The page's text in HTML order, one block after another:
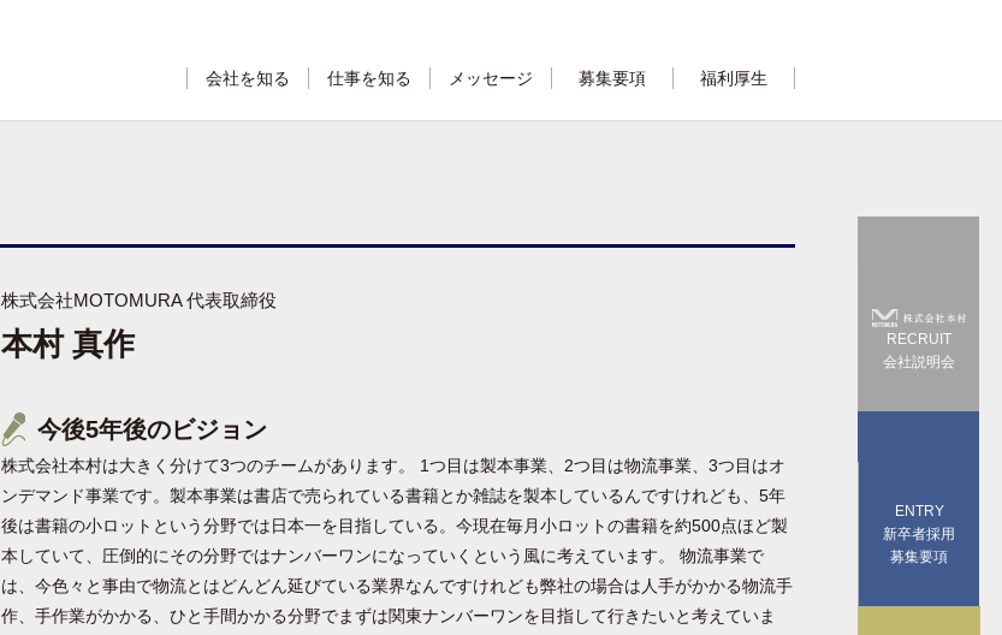
会社を知る 仕事を知る メッセージ 募集要項 福利厚生
RECRUIT
会社説明会
ENTRY
新卒者採用
募集要項
株式会社MOTOMURA 代表取締役
本村 真作
今後5年後のビジョン
株式会社本村は大きく分けて3つのチームがあります。 1つ目は製本事業、2つ目は物流事業、3つ目はオ
ンデマンド事業です。製本事業は書店で売られている書籍とか雑誌を製本しているんですけれども、5年
後は書籍の小ロットという分野では日本一を目指している。今現在毎月小ロットの書籍を約500点ほど製
本していて、圧倒的にその分野ではナンバーワンになっていくという風に考えています。 物流事業で
は、今色々と事由で物流とはどんどん延びている業界なんですけれども弊社の場合は人手がかかる物流手
作、手作業がかかる、ひと手間かかる分野でまずは関東ナンバーワンを目指して行きたいと考えていま